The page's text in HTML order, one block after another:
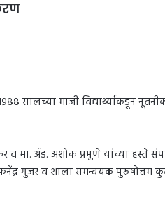
सालच्या माजी विद्यार्थ्यांकडून
मा. ॲड. अशोक प्रभुणे यांच्या हस्ते
गुजर व शाला समन्वयक पुरुषोत्तम